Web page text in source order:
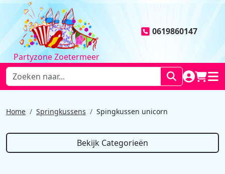
Partyzone Zoetermeer
0619860147
NAAR
Home Springkussens Spingkussen unicorn
Bekijk Categorieën